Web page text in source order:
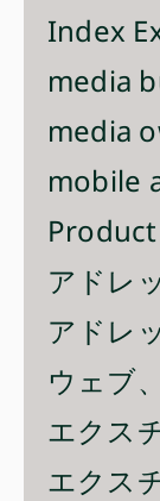
Index
media
media
mobile
アドレ
アドレ
ウェブ
エクス
エクス